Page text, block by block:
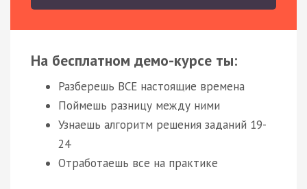
На бесплатном демо-курсе ты:
Разберешь ВСЕ настоящие времена
Поймешь разницу между ними
Узнаешь алгоритм решения заданий 19-
24
Отработаешь все на практике